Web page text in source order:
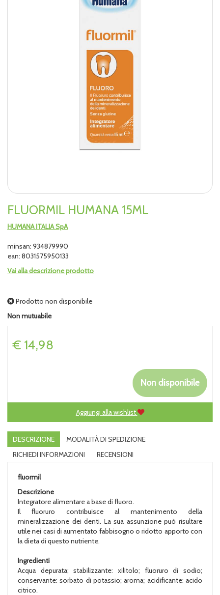
FLUORMIL HUMANA 15ML
HUMANA ITALIA SpA
minsan: 934879990
ean: 8031575950133
Vai alla descrizione prodotto
Prodotto non disponibile
Non mutuabile
Prezzo
€ 14,98
Non disponibile
Aggiungi alla wishlist
DESCRIZIONE
MODALITÀ DI SPEDIZIONE
RICHIEDI INFORMAZIONI
RECENSIONI
fluormil
Descrizione
Integratore alimentare a base di fluoro.
Il fluoruro contribuisce al mantenimento della
mineralizzazione dei denti. La sua assunzione può risultare
utile nei casi di aumentato fabbisogno o ridotto apporto con
la dieta di questo nutriente.
Ingredienti
Acqua depurata; stabilizzante: xilitolo; fluoruro di sodio;
conservante: sorbato di potassio; aroma; acidificante: acido
citrico.